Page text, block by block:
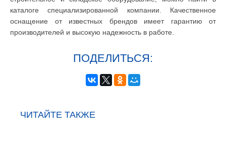
каталоге специализированной компании. Качественное
оснащение от известных брендов имеет гарантию от
производителей и высокую надежность в работе.
ПОДЕЛИТЬСЯ:
ЧИТАЙТЕ ТАКЖЕ